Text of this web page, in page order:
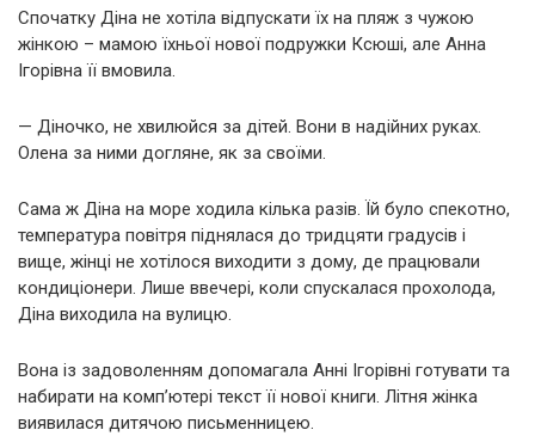
Спочатку Діна не хотіла відпускати їх на пляж з чужою
жінкою – мамою їхньої нової подружки Ксюші, але Анна
Ігорівна її вмовила.
— Діночко, не хвилюйся за дітей. Вони в надійних руках.
Олена за ними догляне, як за своїми.
Сама ж Діна на море ходила кілька разів. Їй було спекотно,
температура повітря піднялася до тридцяти градусів і
вище, жінці не хотілося виходити з дому, де працювали
кондиціонери. Лише ввечері, коли спускалася прохолода,
Діна виходила на вулицю.
Вона із задоволенням допомагала Анні Ігорівні готувати та
набирати на комп’ютері текст її нової книги. Літня жінка
виявилася дитячою письменницею.